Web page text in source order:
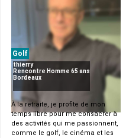
Golf
thierry
Rencontre Homme 65 ans
Bordeaux
À la retraite, je profite de mon
temps libre pour me consacrer à
des activités qui me passionnent,
comme le golf, le cinéma et les